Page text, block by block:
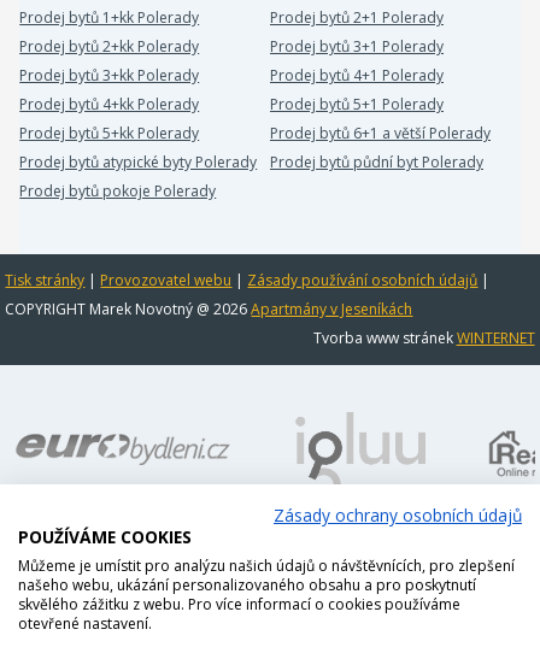
Prodej bytů 1+kk Polerady
Prodej bytů 2+1 Polerady
Prodej bytů 2+kk Polerady
Prodej bytů 3+1 Polerady
Prodej bytů 3+kk Polerady
Prodej bytů 4+1 Polerady
Prodej bytů 4+kk Polerady
Prodej bytů 5+1 Polerady
Prodej bytů 5+kk Polerady
Prodej bytů 6+1 a větší Polerady
Prodej bytů atypické byty Polerady
Prodej bytů půdní byt Polerady
Prodej bytů pokoje Polerady
Tisk stránky | Provozovatel webu | Zásady používání osobních údajů |
COPYRIGHT Marek Novotný @ 2026Apartmány v Jeseníkách
Tvorba www stránekWINTERNET
Zásady ochrany osobních údajů
POUŽÍVÁME COOKIES
Můžeme je umístit pro analýzu našich údajů o návštěvnících, pro zlepšení
našeho webu, ukázání personalizovaného obsahu a pro poskytnutí
skvělého zážitku z webu. Pro více informací o cookies používáme
otevřené nastavení.